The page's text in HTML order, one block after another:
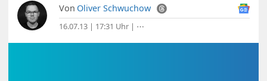
Von Oliver Schwuchow
16.07.13 | 17:31 Uhr | ⋯